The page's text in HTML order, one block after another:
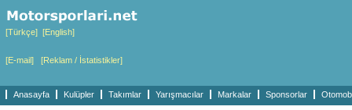
[Türkçe] [English]
[E-mail] [Reklam / İstatistikler]
Anasayfa Kulüpler Takımlar Yarışmacılar Markalar Sponsorlar